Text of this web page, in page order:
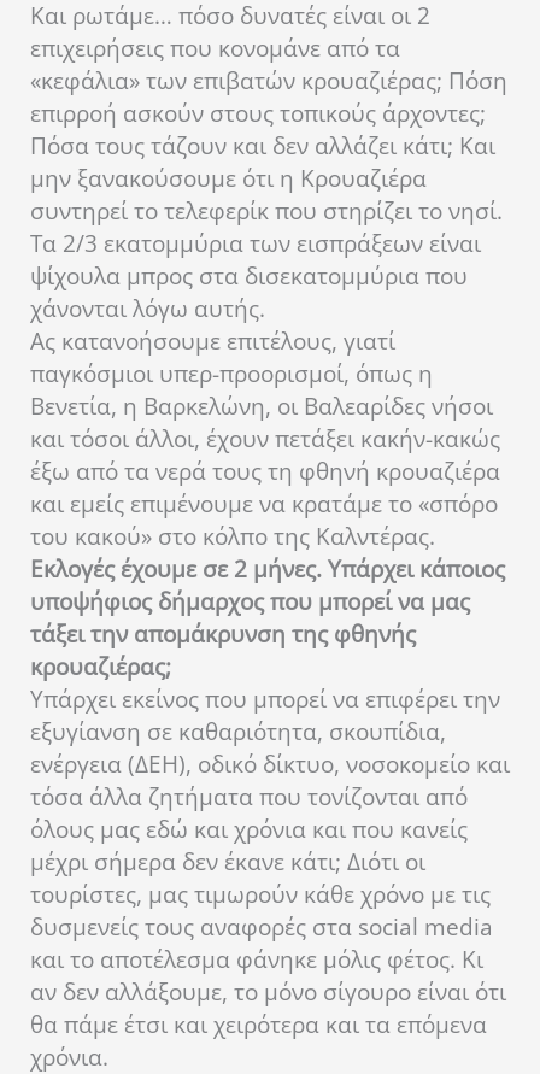
Και ρωτάμε… πόσο δυνατές είναι οι 2
επιχειρήσεις που κονομάνε από τα
«κεφάλια» των επιβατών κρουαζιέρας; Πόση
επιρροή ασκούν στους τοπικούς άρχοντες;
Πόσα τους τάζουν και δεν αλλάζει κάτι; Και
μην ξανακούσουμε ότι η Κρουαζιέρα
συντηρεί το τελεφερίκ που στηρίζει το νησί.
Τα 2/3 εκατομμύρια των εισπράξεων είναι
ψίχουλα μπρος στα δισεκατομμύρια που
χάνονται λόγω αυτής.
Ας κατανοήσουμε επιτέλους, γιατί
παγκόσμιοι υπερ-προορισμοί, όπως η
Βενετία, η Βαρκελώνη, οι Βαλεαρίδες νήσοι
και τόσοι άλλοι, έχουν πετάξει κακήν-κακώς
έξω από τα νερά τους τη φθηνή κρουαζιέρα
και εμείς επιμένουμε να κρατάμε το «σπόρο
του κακού» στο κόλπο της Καλντέρας.
Εκλογές έχουμε σε 2 μήνες. Υπάρχει κάποιος
υποψήφιος δήμαρχος που μπορεί να μας
τάξει την απομάκρυνση της φθηνής
κρουαζιέρας;
Υπάρχει εκείνος που μπορεί να επιφέρει την
εξυγίανση σε καθαριότητα, σκουπίδια,
ενέργεια (ΔΕΗ), οδικό δίκτυο, νοσοκομείο και
τόσα άλλα ζητήματα που τονίζονται από
όλους μας εδώ και χρόνια και που κανείς
μέχρι σήμερα δεν έκανε κάτι; Διότι οι
τουρίστες, μας τιμωρούν κάθε χρόνο με τις
δυσμενείς τους αναφορές στα social media
και το αποτέλεσμα φάνηκε μόλις φέτος. Κι
αν δεν αλλάξουμε, το μόνο σίγουρο είναι ότι
θα πάμε έτσι και χειρότερα και τα επόμενα
χρόνια.